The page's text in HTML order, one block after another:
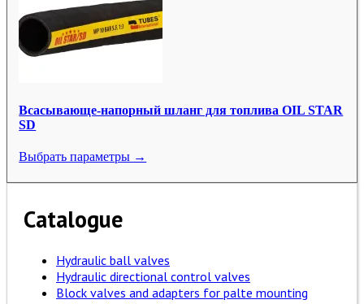
Всасывающе-напорный шланг для топлива OIL STAR
SD
Выбрать параметры →
Catalogue
Hydraulic ball valves
Hydraulic directional control valves
Block valves and adapters for palte mounting